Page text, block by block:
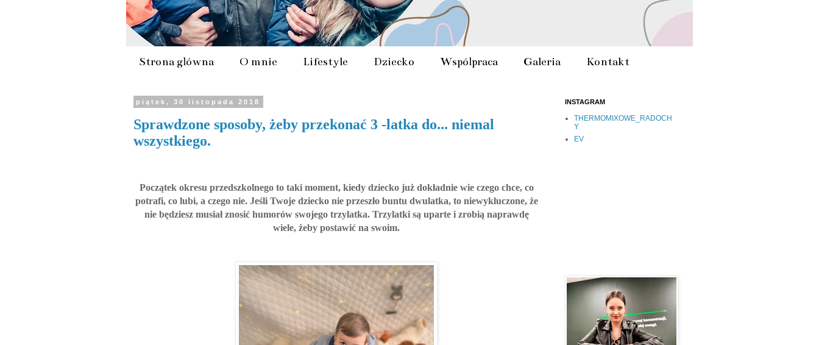
Strona główna O mnie Lifestyle Dziecko Współpraca Galeria Kontakt
piątek, 30 listopada 2018
Sprawdzone sposoby, żeby przekonać 3 -latka do... niemal
wszystkiego.
Początek okresu przedszkolnego to taki moment, kiedy dziecko już dokładnie wie czego chce, co
potrafi, co lubi, a czego nie. Jeśli Twoje dziecko nie przeszło buntu dwulatka, to niewykluczone, że
nie będziesz musiał znosić humorów swojego trzylatka. Trzylatki są uparte i zrobią naprawdę
wiele, żeby postawić na swoim.
INSTAGRAM
THERMOMIXOWE_RADOCH
Y
EV